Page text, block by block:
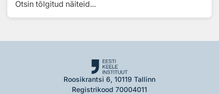
Otsin tõlgitud näiteid...
Roosikrantsi 6, 10119 Tallinn
Registrikood 70004011